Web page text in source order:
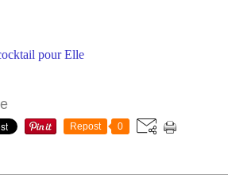
pour Elle
Repost 0